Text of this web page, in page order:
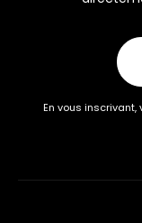
En vous